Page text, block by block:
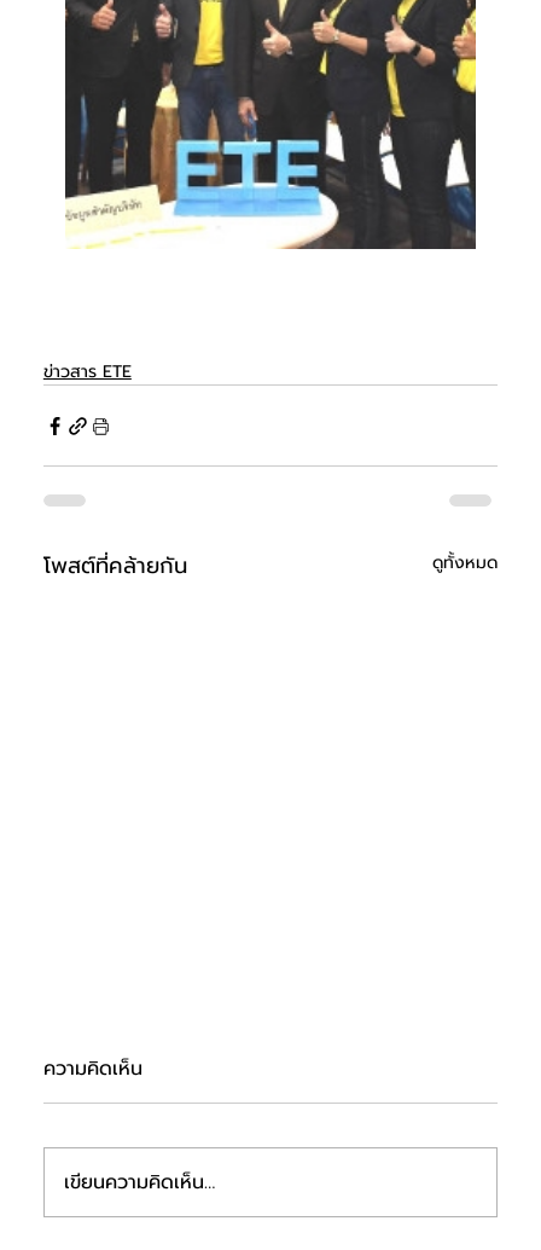
ข่าวสาร ETE
โพสต์ที่คล้ายกัน ดูทั้งหมด
ความคิดเห็น
เขียนความคิดเห็น…